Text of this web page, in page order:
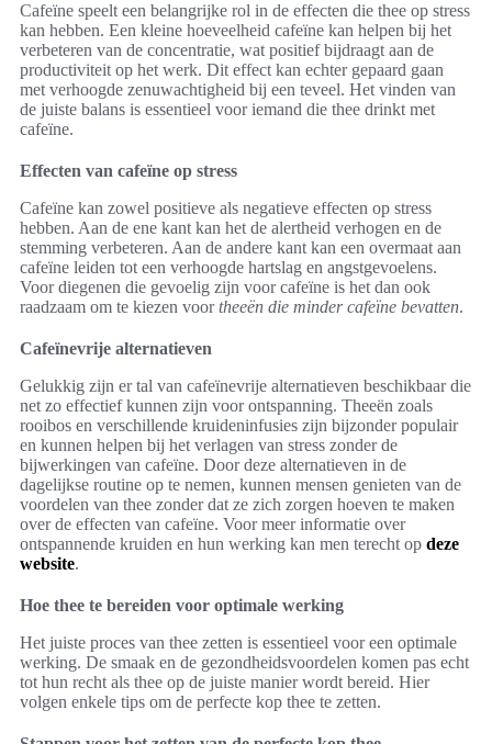
Cafeïne speelt een belangrijke rol in de effecten die thee op stress
kan hebben. Een kleine hoeveelheid cafeïne kan helpen bij het
verbeteren van de concentratie, wat positief bijdraagt aan de
productiviteit op het werk. Dit effect kan echter gepaard gaan
met verhoogde zenuwachtigheid bij een teveel. Het vinden van
de juiste balans is essentieel voor iemand die thee drinkt met
cafeïne.
Effecten van cafeïne op stress
Cafeïne kan zowel positieve als negatieve effecten op stress
hebben. Aan de ene kant kan het de alertheid verhogen en de
stemming verbeteren. Aan de andere kant kan een overmaat aan
cafeïne leiden tot een verhoogde hartslag en angstgevoelens.
Voor diegenen die gevoelig zijn voor cafeïne is het dan ook
raadzaam om te kiezen voortheeën die minder cafeïne bevatten.
Cafeïnevrije alternatieven
Gelukkig zijn er tal van cafeïnevrije alternatieven beschikbaar die
net zo effectief kunnen zijn voor ontspanning. Theeën zoals
rooibos en verschillende kruideninfusies zijn bijzonder populair
en kunnen helpen bij het verlagen van stress zonder de
bijwerkingen van cafeïne. Door deze alternatieven in de
dagelijkse routine op te nemen, kunnen mensen genieten van de
voordelen van thee zonder dat ze zich zorgen hoeven te maken
over de effecten van cafeïne. Voor meer informatie over
ontspannende kruiden en hun werking kan men terecht op deze
website.
Hoe thee te bereiden voor optimale werking
Het juiste proces van thee zetten is essentieel voor een optimale
werking. De smaak en de gezondheidsvoordelen komen pas echt
tot hun recht als thee op de juiste manier wordt bereid. Hier
volgen enkele tips om de perfecte kop thee te zetten.